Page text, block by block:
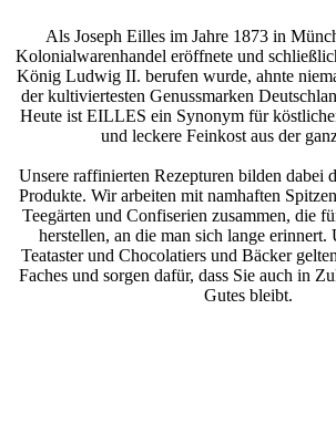
Als Joseph Eilles im Jahre 1873 in
Kolonialwarenhandel eröffnete und
König Ludwig II. berufen wurde, ahnte
der kultiviertesten Genussmarken
Heute ist EILLES ein Synonym für
und leckere Feinkost aus der
Unsere raffinierten Rezepturen bilden dabei
Produkte. Wir arbeiten mit namhaften
Teegärten und Confiserien zusammen, die
herstellen, an die man sich lange erinnert.
Teataster und Chocolatiers und Bäcker
Faches und sorgen dafür, dass Sie auch in
Gutes bleibt.